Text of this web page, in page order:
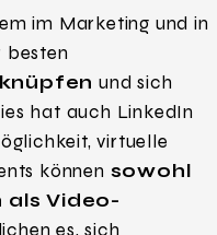
im Marketing und in
besten
knüpfen und sich
hat auch LinkedIn
virtuelle
können sowohl
als Video-
es, sich